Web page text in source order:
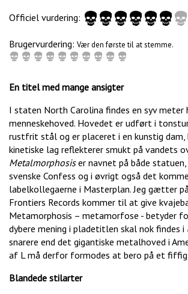
Officiel vurdering:
Brugervurdering: Vær den første til at stemme.
En titel med mange ansigter
I staten North Carolina findes en syv
menneskehoved. Hovedet er udført i
rustfrit stål og er placeret i en kunstig dam,
kinetiske lag reflekterer smukt på vandets
Metalmorphosiser navnet på både
svenske Confess og i øvrigt også det
labelkollegaerne i Masterplan. Jeg gætter
Frontiers Records kommer til at give
Metamorphosis – metamorfose - betyder
dybere mening i pladetitlen skal nok findes i
snarere end det gigantiske metalhoved i
af L må derfor formodes at bero på et
Blandede stilarter